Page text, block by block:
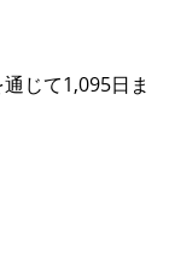
じて1,095日ま